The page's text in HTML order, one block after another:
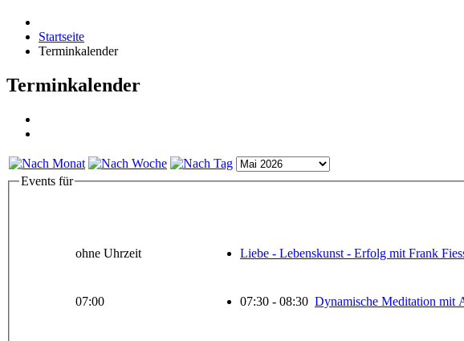
Startseite
Terminkalender
Terminkalender
Events für
ohne Uhrzeit Liebe - Lebenskunst - Erfolg mit Frank
07:00 07:30 - 08:30 Dynamische Meditation mit